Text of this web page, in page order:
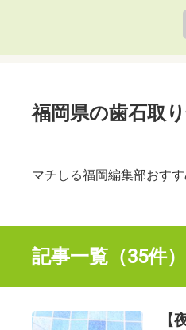
福岡県の歯石取
マチしる福岡編集部おす
記事一覧（35件）
【